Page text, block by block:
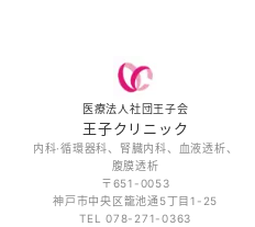
医療法人社団王子会
王子クリニック
内科·循環器科、腎臓内科、血液透析、
腹膜透析
〒651-0053
神戸市中央区籠池通5丁目1-25
TEL 078-271-0363